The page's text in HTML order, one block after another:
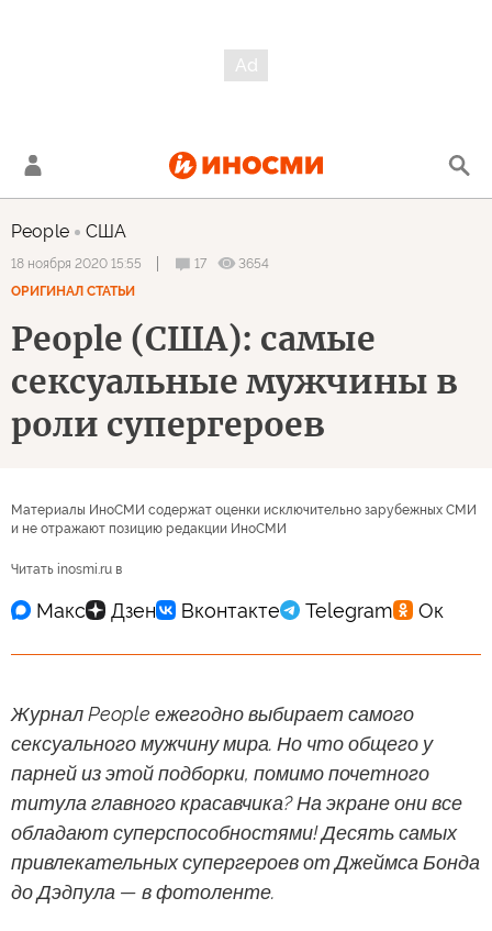
People США
18 ноября 2020 15:55 17
3654
ОРИГИНАЛ СТАТЬИ
People (США): самые
сексуальные мужчины в
роли супергероев
Материалы ИноСМИ содержат оценки исключительно зарубежных СМИ
и не отражают позицию редакции ИноСМИ
Читать inosmi.ru в
Журнал People ежегодно выбирает самого
сексуального мужчину мира. Но что общего у
парней из этой подборки, помимо почетного
титула главного красавчика? На экране они все
обладают суперспособностями! Десять самых
привлекательных супергероев от Джеймса Бонда
до Дэдпула — в фотоленте.